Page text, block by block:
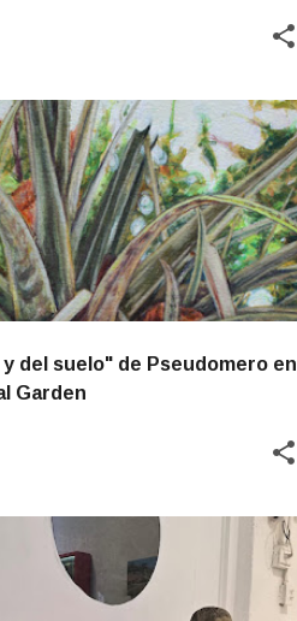
del suelo" de Pseudomero en
Garden